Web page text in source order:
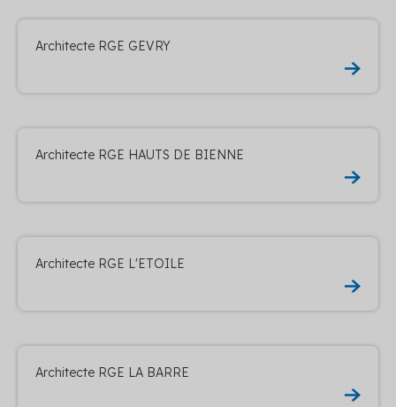
Architecte RGE GEVRY
Architecte RGE HAUTS DE BIENNE
Architecte RGE L'ETOILE
Architecte RGE LA BARRE